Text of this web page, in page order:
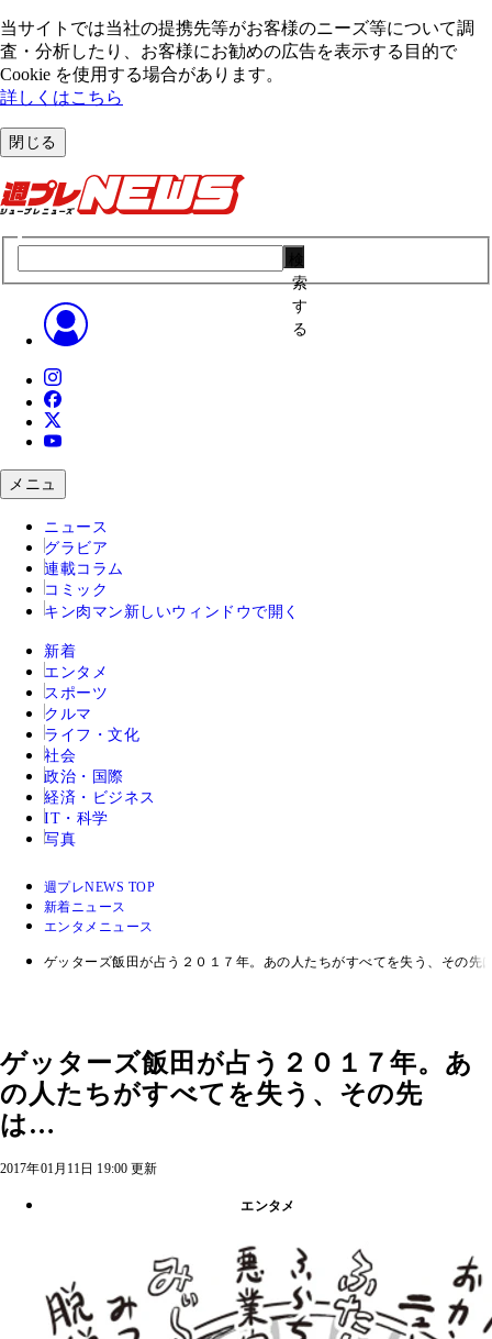
当サイトでは当社の提携先等がお客様のニーズ等について調
査・分析したり、お客様にお勧めの広告を表⽰する⽬的で
Cookie を使⽤する場合があります。
詳しくはこちら
閉じる
索
す
る
メニュ
ニュース
グラビア
連載コラム
コミック
キン肉マン 新しいウィンドウで開く
新着
エンタメ
スポーツ
クルマ
ライフ・文化
社会
政治・国際
経済・ビジネス
IT・科学
写真
週プレNEWS TOP
新着ニュース
エンタメニュース
ゲッターズ飯田が占う２０１７年。あの人たちがすべてを失う、その
ゲッターズ飯田が占う２０１７年。あ
の人たちがすべてを失う、その先
は…
2017年01月11日 19:00 更新
エンタメ